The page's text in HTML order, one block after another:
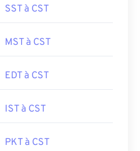
SST à CST
MST à CST
EDT à CST
IST à CST
PKT à CST